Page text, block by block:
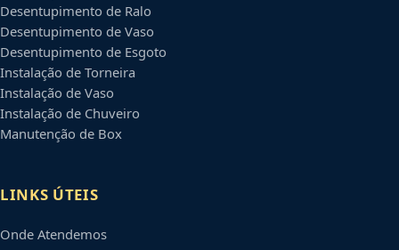
Desentupimento de Ralo
Desentupimento de Vaso
Desentupimento de Esgoto
Instalação de Torneira
Instalação de Vaso
Instalação de Chuveiro
Manutenção de Box
LINKS ÚTEIS
Onde Atendemos